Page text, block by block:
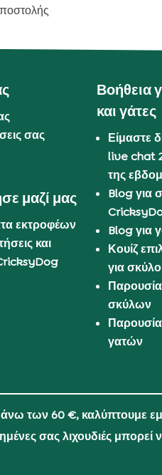
σας
μαζί μας
εκτροφέων
και
Βοήθεια
και γάτες
Είμαστε
live chat
της
Blog για
Blog για
Κουίζ
για
σκύλων
γατών
άνω των 60 €, καλύπτουμε
σας λιχουδιές μπορεί